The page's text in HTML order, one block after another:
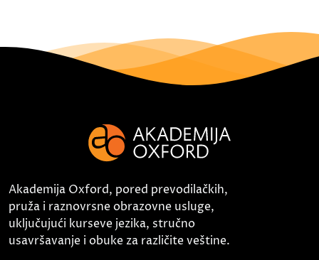
Akademija Oxford, pored prevodilačkih,
pruža i raznovrsne obrazovne usluge,
uključujući kurseve jezika, stručno
usavršavanje i obuke za različite veštine.